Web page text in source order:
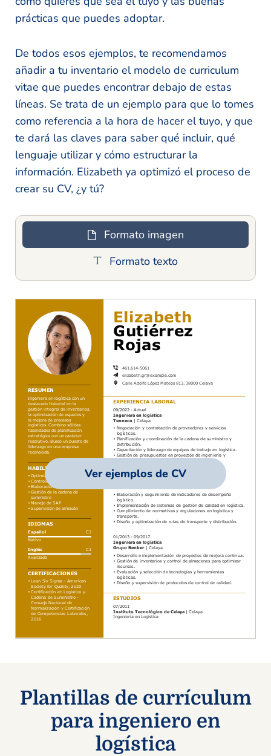
prácticas que puedes adoptar.
De todos esos ejemplos, te recomendamos
añadir a tu inventario el modelo de curriculum
vitae que puedes encontrar debajo de estas
líneas. Se trata de un ejemplo para que lo tomes
como referencia a la hora de hacer el tuyo, y que
te dará las claves para saber qué incluir, qué
lenguaje utilizar y cómo estructurar la
información. Elizabeth ya optimizó el proceso de
crear su CV, ¿y tú?
Formato imagen
Formato texto
Ver ejemplos de CV
Plantillas de currículum
para ingeniero en
logística